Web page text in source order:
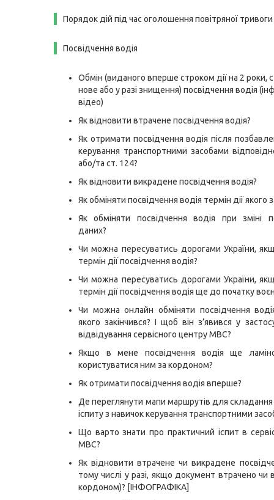
Порядок дій під час оголошення повітряної тривоги
Посвідчення водія
Обмін (виданого вперше строком дії на 2 роки,
нове або у разі знищення) посвідчення водія
відео)
Як відновити втрачене посвідчення водія?
Як отримати посвідчення водія після
керування транспортними засобами
або/та ст. 124?
Як відновити викрадене посвідчення водія?
Як обміняти посвідчення водія термін дії якого
Як обміняти посвідчення водія при зміні
даних?
Чи можна пересуватись дорогами України,
термін дії посвідчення водія?
Чи можна пересуватись дорогами України,
термін дії посвідчення водія ще до початку
Чи можна онлайн обміняти посвідчення
якого закінчився? І щоб він з’явився у
відвідування сервісного центру МВС?
Якщо в мене посвідчення водія ще
користуватися ним за кордоном?
Як отримати посвідчення водія вперше?
Де переглянути мапи маршрутів для складання
іспиту з навичок керування транспортними
Що варто знати про практичний іспит в
МВС?
Як відновити втрачене чи викрадене
тому числі у разі, якщо документ втрачено чи
кордоном)? [ІНФОГРАФІКА]